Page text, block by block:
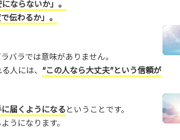
ならないか」。
伝わるか」。
バラでは意味がありません。
人には、 “この人なら大丈夫”という信頼が
届くようになるということです。
うになります。